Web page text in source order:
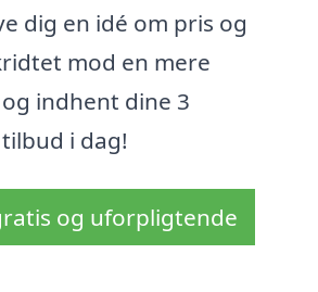
dig en idé om pris og
mod en mere
indhent dine 3
i dag!
og uforpligtende